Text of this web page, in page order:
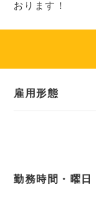
おります！
雇用形態
勤務時間・曜日